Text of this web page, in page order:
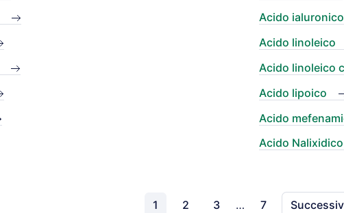
Acido ialuronico
Acido linoleico
Acido linoleico
Acido lipoico
Acido
Acido Nalixidico
1 2 3 … 7